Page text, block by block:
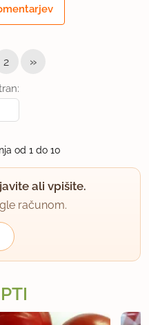
,da ni
ne vem, če bo
2 »
od 1 do 10
ali vpišite.
računom.